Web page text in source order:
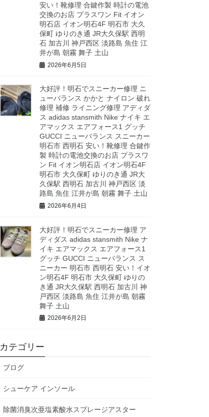
安い！靴修理 合鍵作製 時計の電池
交換のお店 プラスワン Fit イオン
明石店 イオン明石4F 明石市 大久
保町 ゆりのき通 JR大久保駅 西明
石 加古川 神戸西区 淡路島 魚住 江
井が島 朝霧 舞子 土山
2026年6月5日
大好評！明石でスニーカー修理 ニ
ューバランス かかと ナイロン 破れ
修理 補修 ライニング修理 アディダ
ス adidas stansmith Nike ナイキ エ
アマックス エアフォース1 グッチ
GUCCI ニューバランス スニーカー
明石市 西明石 安い！靴修理 合鍵作
製 時計の電池交換のお店 プラスワ
ン Fit イオン明石店 イオン明石4F
明石市 大久保町 ゆりのき通 JR大
久保駅 西明石 加古川 神戸西区 淡
路島 魚住 江井が島 朝霧 舞子 土山
2026年6月4日
大好評！明石でスニーカー修理 ア
ディダス adidas stansmith Nike ナ
イキ エアマックス エアフォース1
グッチ GUCCI ニューバランス ス
ニーカー 明石市 西明石 安い！イオ
ン明石4F 明石市 大久保町 ゆりの
き通 JR大久保駅 西明石 加古川 神
戸西区 淡路島 魚住 江井が島 朝霧
舞子 土山
2026年6月2日
カテゴリー
ブログ
シューケア インソール
除菌消臭次亜塩素酸水スプレージアスター